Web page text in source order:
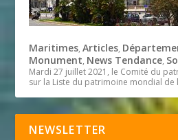
Maritimes,Articles,
Monument, News Tendance,
Mardi 27 juillet 2021, le Comité du
sur la Liste du patrimoine mondial de
NEWSLETTER